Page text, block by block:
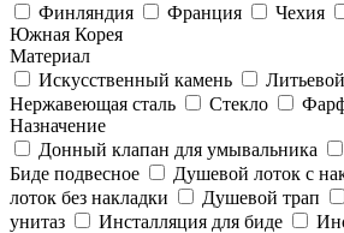
Финляндия
Франция Чехия
Южная Корея
Материал
Искусственный камень
Нержавеющая сталь
Стекло
Назначение
Донный клапан для умывальника
Биде подвесное
Душевой лоток с
лоток без накладки
Душевой трап
унитаз
Инсталляция для биде